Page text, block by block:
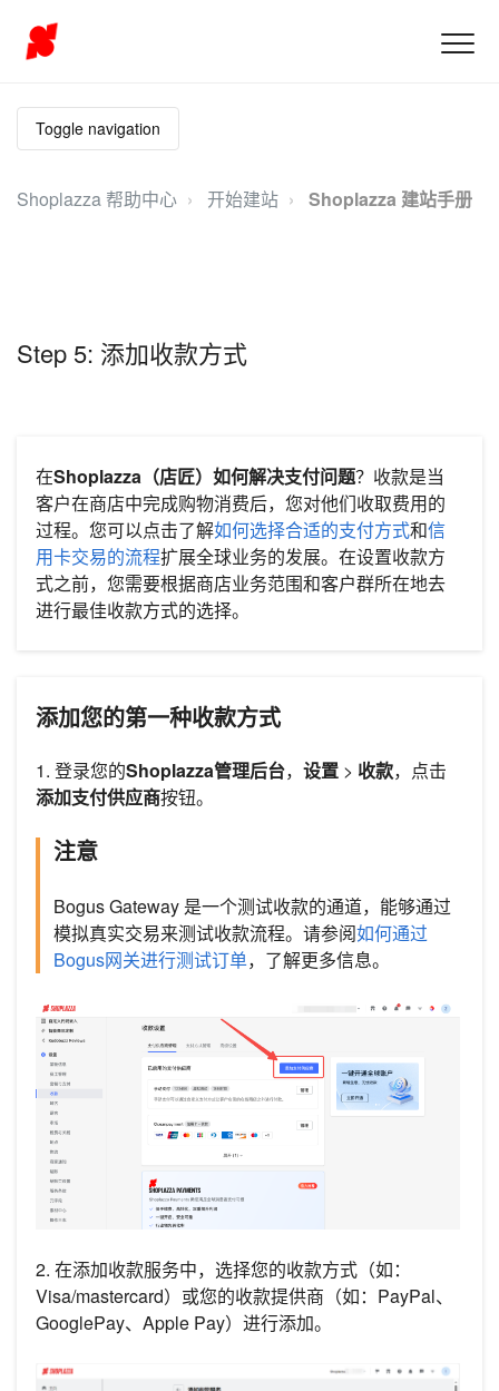
Toggle navigation
Shoplazza 帮助中心 开始建站 Shoplazza 建站手册
Step 5: 添加收款方式
在Shoplazza（店匠）如何解决支付问题？收款是当
客户在商店中完成购物消费后，您对他们收取费用的
过程。您可以点击了解如何选择合适的支付方式和信
用卡交易的流程扩展全球业务的发展。在设置收款方
式之前，您需要根据商店业务范围和客户群所在地去
进行最佳收款方式的选择。
添加您的第一种收款方式
1. 登录您的Shoplazza管理后台， 设置 > 收款，点击
添加支付供应商按钮。
注意
Bogus Gateway 是一个测试收款的通道，能够通过
模拟真实交易来测试收款流程。请参阅如何通过
Bogus网关进行测试订单，了解更多信息。
2. 在添加收款服务中，选择您的收款方式（如：
Visa/mastercard）或您的收款提供商（如：PayPal、
GooglePay、Apple Pay）进行添加。